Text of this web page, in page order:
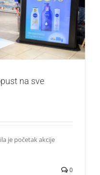
proizvode za negu
na sve
je početak akcije
0